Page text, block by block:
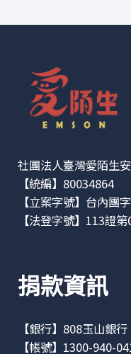
社團法人臺灣愛陌生
【統編】80034864
【立案字號】台內團
【法登字號】113證
捐款資訊
【銀行】808玉山銀
【帳號】1300-940-